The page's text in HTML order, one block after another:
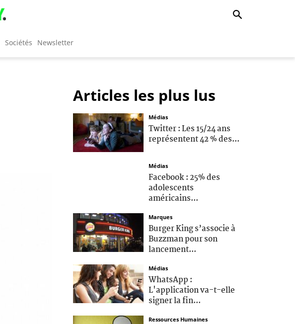
Sociétés Newsletter
Articles les plus lus
Médias
Twitter : Les 15/24 ans
représentent 42 % des...
Médias
Facebook : 25% des
adolescents
américains...
Marques
Burger King s’associe à
Buzzman pour son
lancement...
Médias
WhatsApp :
L'application va-t-elle
signer la fin...
Ressources Humaines